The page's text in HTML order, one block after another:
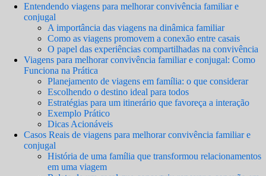
Entendendo viagens para melhorar convivência familiar e
conjugal
A importância das viagens na dinâmica familiar
Como as viagens promovem a conexão entre casais
O papel das experiências compartilhadas na convivência
Viagens para melhorar convivência familiar e conjugal: Como
Funciona na Prática
Planejamento de viagens em família: o que considerar
Escolhendo o destino ideal para todos
Estratégias para um itinerário que favoreça a interação
Exemplo Prático
Dicas Acionáveis
Casos Reais de viagens para melhorar convivência familiar e
conjugal
História de uma família que transformou relacionamentos
em uma viagem